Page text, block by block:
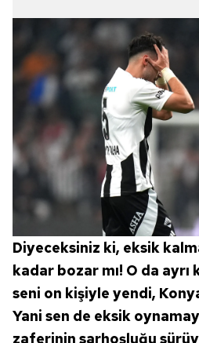
Diyeceksiniz ki, eksik
kadar bozar mı! O da
seni on kişiyle yendi,
Yani sen de eksik
zaferinin sarhoşluğu